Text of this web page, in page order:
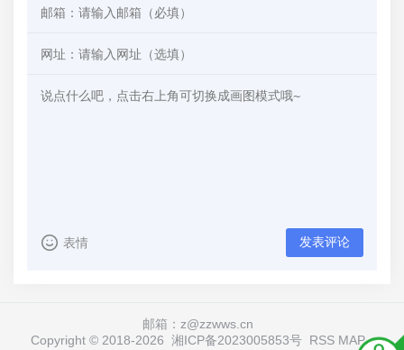
表情 发表评论
邮箱：z@zzwws.cn
Copyright © 2018-2026 湘ICP备2023005853号 RSS MAP